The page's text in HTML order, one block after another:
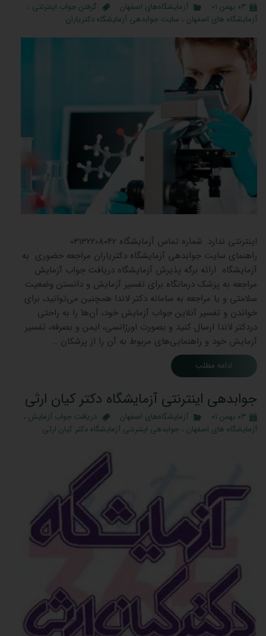
۰۳ بهمن ۰۱ آزمایشگاه‌های اصفهان گرفتن جواب اینترنتی ،
آزمایشگاه های اصفهان ، سایت جوابدهی آزمایشگاه دکتریاران
اینترنتی ندارد. شماره تماس آزمایشگاه 03132208042
راهنمای سایت جوابدهی آزمایشگاه دکتریاران مراجعه حضوری به
آزمایشگاه ارائه برگه پذیرش آزمایشگاه دریافت جواب آزمایش
مراجعه به پزشک درمانگاه برای تفسیر آزمایش و دانستن وضعیت
سلامتی و یا مراجعه به سامانه دکتر لاندا همچنین می‌توانید، برای
خواندن و تفسیر آنلاین جواب آزمایش خود، آن‌ها را به راحتی
دردکتر لاندا ارسال کنید و بصورت اورژانسی، ایمن و بصرفه، تفسیر
آزمایش خود و راهنمایی‌های مربوط به آن را از پزشکان …
ادامه مطلب
جوابدهی اینترنتی آزمایشگاه دکتر کیان ارثی
۰۳ بهمن ۰۱ آزمایشگاه‌های اصفهان دریافت جواب آزمایش ،
آزمایشگاه های اصفهان ، جوابدهی اینترنتی آزمایشگاه دکتر کیان ارثی